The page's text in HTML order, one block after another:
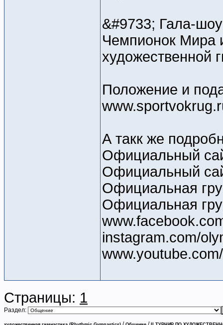
&#9733; Гала-
Чемпионок Мира
художественной
Положение и
А такк же
Официальный
Официальный
Официальная
Официальная
instagram.com/
Страницы: 1
Раздел: